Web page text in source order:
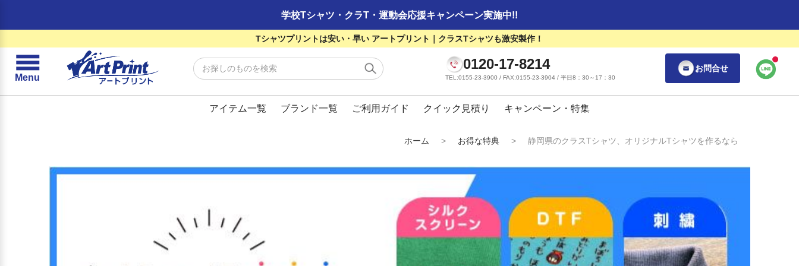
学校Tシャツ・クラT・運動会応援キャンペーン実施中!!
Tシャツプリントは安い・早い アートプリント｜クラスTシャツも激安製作！
☰
Menu
0120-17-8214
TEL:0155-23-3900 / FAX:0155-23-3904 / 平日8：30～17：30
お問合せ
アイテム一覧 ブランド一覧 ご利用ガイド クイック見積り キャンペーン・特集
ホーム > お得な特典 > 静岡県のクラスTシャツ、オリジナルTシャツを作るなら